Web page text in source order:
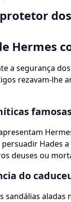
Hermes
a segurança
rezavam-lhe
Hades
deuses ou
do
sandálias